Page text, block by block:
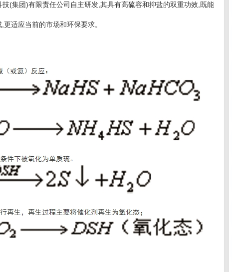
集团)有限责任公司自主研发,其具有高硫容和抑盐的双重功效,既能
适应当前的市场和环保要求。